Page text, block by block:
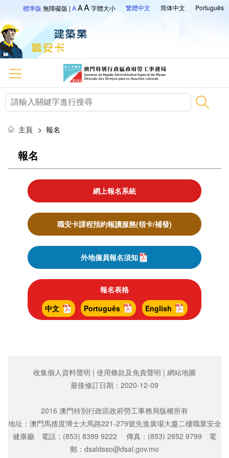
Português
简体中文
繁體中文
標準版 無障礙版 | AAA字體大小
主頁 > 報名
報名
網上報名系統
職安卡課程預約報讀服務(領卡/補發)
外地僱員報名須知
報名表格
中文
Português English
收集個人資料聲明 | 使用條款及免責聲明 | 網站地圖
最後修訂日期： 2020-12-09
2016 澳門特別行政區政府勞工事務局版權所有
地址：澳門馬揸度博士大馬路221-279號先進廣場大廈二樓職業安全
健康廳 電話：(853) 8399 9222 傳真：(853) 2852 9799 電
郵：dsaldsso@dsal.gov.mo